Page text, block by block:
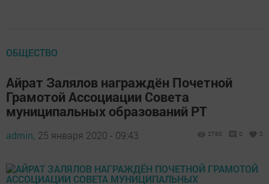
ОБЩЕСТВО
Айрат Залялов награждён Почетной
Грамотой Ассоциации Совета
муниципальных образований РТ
admin, 25 января 2020 - 09:43 2760 0 0